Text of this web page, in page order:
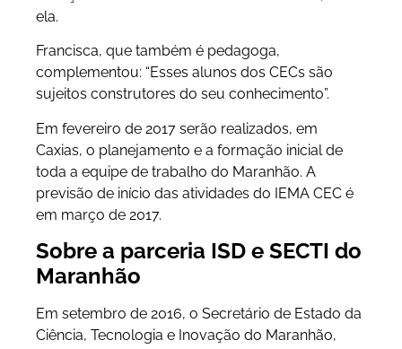
ela.
Francisca, que também é pedagoga,
complementou: “Esses alunos dos CECs são
sujeitos construtores do seu conhecimento”.
Em fevereiro de 2017 serão realizados, em
Caxias, o planejamento e a formação inicial de
toda a equipe de trabalho do Maranhão. A
previsão de início das atividades do IEMA CEC é
em março de 2017.
Sobre a parceria ISD e SECTI do
Maranhão
Em setembro de 2016, o Secretário de Estado da
Ciência, Tecnologia e Inovação do Maranhão,